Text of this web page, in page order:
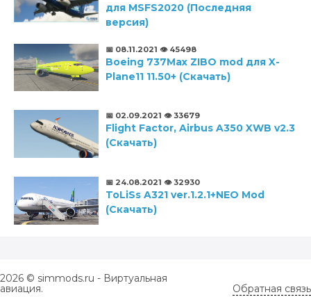
для MSFS2020 (Последняя
версия)
📅 08.11.2021 👁️ 45498
Boeing 737Max ZIBO mod для X-
Plane11 11.50+ (Скачать)
📅 02.09.2021 👁️ 33679
Flight Factor, Airbus A350 XWB v2.3
(Скачать)
📅 24.08.2021 👁️ 32930
ToLiSs A321 ver.1.2.1+NEO Mod
(Скачать)
2026 © simmods.ru - Виртуальная
авиация.
Обратная связь